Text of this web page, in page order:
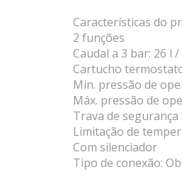
Características do
2 funções
Caudal a 3 bar: 26 l
Cartucho
Min. pressão de
Máx. pressão de
Trava de segurança
Limitação de
Com silenciador
Tipo de conexão: